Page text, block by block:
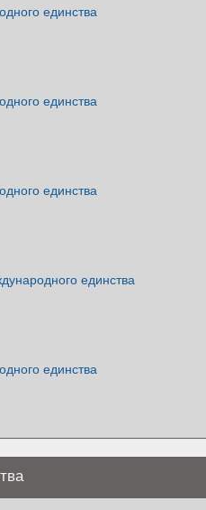
единства
единства
единства
единства
единства